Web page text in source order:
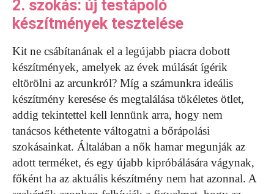
2. szokás: új testápoló
készítmények tesztelése
Kit ne csábítanának el a legújabb piacra dobott
készítmények, amelyek az évek múlását ígérik
eltörölni az arcunkról? Míg a számunkra ideális
készítmény keresése és megtalálása tökéletes ötlet,
addig tekintettel kell lennünk arra, hogy nem
tanácsos kéthetente váltogatni a bőrápolási
szokásainkat. Általában a nők hamar megunják az
adott terméket, és egy újabb kipróbálására vágynak,
főként ha az aktuális készítmény nem hat azonnal. A